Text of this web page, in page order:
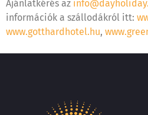
Ajánlatkérés az
információk a szállodákról itt:
www.gotthardhotel.hu,